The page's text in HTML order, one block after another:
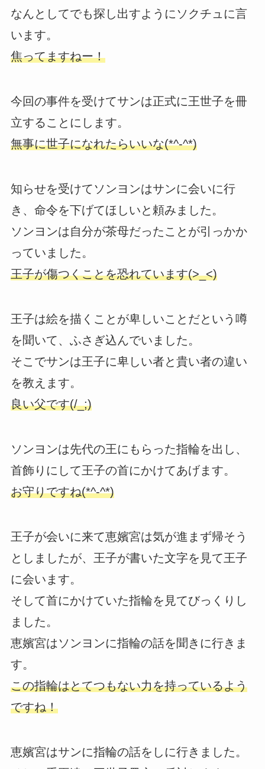
なんとしてでも探し出すようにソクチュに言
います。
焦ってますねー！
今回の事件を受けてサンは正式に王世子を冊
立することにします。
無事に世子になれたらいいな(*^-^*)
知らせを受けてソンヨンはサンに会いに行
き、命令を下げてほしいと頼みました。
ソンヨンは自分が茶母だったことが引っかか
っていました。
王子が傷つくことを恐れています(>_<)
王子は絵を描くことが卑しいことだという噂
を聞いて、ふさぎ込んでいました。
そこでサンは王子に卑しい者と貴い者の違い
を教えます。
良い父です(/_;)
ソンヨンは先代の王にもらった指輪を出し、
首飾りにして王子の首にかけてあげます。
お守りですね(*^-^*)
王子が会いに来て恵嬪宮は気が進まず帰そう
としましたが、王子が書いた文字を見て王子
に会います。
そして首にかけていた指輪を見てびっくりし
ました。
恵嬪宮はソンヨンに指輪の話を聞きに行きま
す。
この指輪はとてつもない力を持っているよう
ですね！
恵嬪宮はサンに指輪の話をしに行きました。